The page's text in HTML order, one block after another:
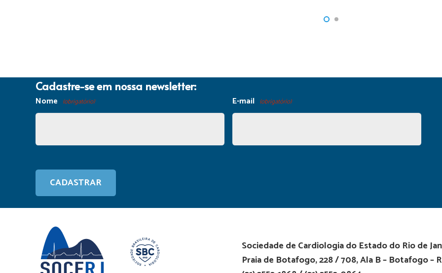
Cadastre-se em nossa newsletter:
Nome (obrigatório) E-mail (obrigatório)
Sociedade de Cardiologia do Estado do Rio de
Praia de Botafogo, 228 / 708, Ala B – Botafogo –